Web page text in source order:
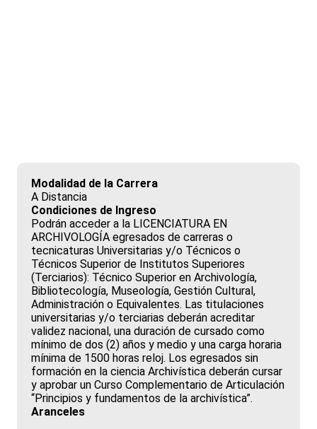
Modalidad de la Carrera
A Distancia
Condiciones de Ingreso
Podrán acceder a la LICENCIATURA EN
ARCHIVOLOGÍA egresados de carreras o
tecnicaturas Universitarias y/o Técnicos o
Técnicos Superior de Institutos Superiores
(Terciarios): Técnico Superior en Archivología,
Bibliotecología, Museología, Gestión Cultural,
Administración o Equivalentes. Las titulaciones
universitarias y/o terciarias deberán acreditar
validez nacional, una duración de cursado como
mínimo de dos (2) años y medio y una carga horaria
mínima de 1500 horas reloj. Los egresados sin
formación en la ciencia Archivística deberán cursar
y aprobar un Curso Complementario de Articulación
“Principios y fundamentos de la archivística”.
Aranceles